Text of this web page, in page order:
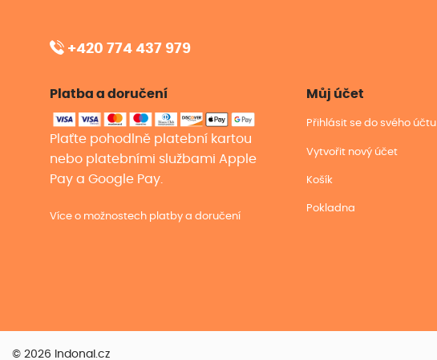
+420 774 437 979
Platba a doručení
Plaťte pohodlně platební kartou
nebo platebními službami Apple
Pay a Google Pay.
Více o možnostech platby a doručení
Můj účet
Přihlásit se do svého účtu
Vytvořit nový účet
Košík
Pokladna
© 2026 Indonal.cz